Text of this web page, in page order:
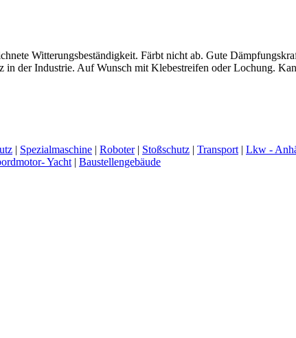
Witterungsbeständigkeit. Färbt nicht ab. Gute
in der Industrie. Auf Wunsch mit Klebestreifen oder Lochung.
| Spezialmaschine | Roboter| Stoßschutz | Transport | Lkw -
Yacht | Baustellengebäude